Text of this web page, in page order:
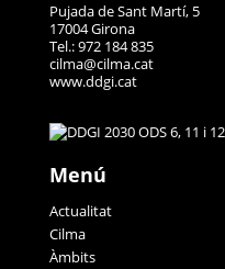
Pujada de Sant Martí, 5
17004 Girona
Tel.: 972 184 835
cilma@cilma.cat
www.ddgi.cat
Menú
Actualitat
Cilma
Àmbits